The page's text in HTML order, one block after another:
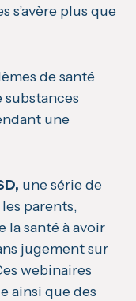
s’avère plus que
de santé
une
une série de
parents,
la santé à avoir
jugement sur
webinaires
ainsi que des